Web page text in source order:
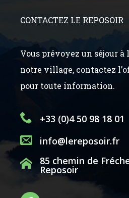
CONTACTEZ LE REPOSOIR
Vous prévoyez un séjour
notre village, contactez
pour toute information.
+33 (0)4 50 98 18 01
info@lereposoir.fr
85 chemin de
Reposoir